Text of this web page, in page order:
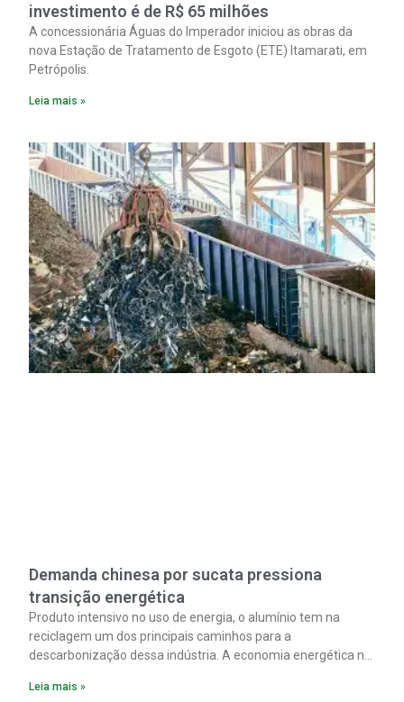
investimento é de R$ 65 milhões
A concessionária Águas do Imperador iniciou as obras da
nova Estação de Tratamento de Esgoto (ETE) Itamarati, em
Petrópolis.
Leia mais »
Demanda chinesa por sucata pressiona
transição energética
Produto intensivo no uso de energia, o alumínio tem na
reciclagem um dos principais caminhos para a
descarbonização dessa indústria. A economia energética na
material. A produção de um alumínio mais limpo, no entanto,
Leia mais »